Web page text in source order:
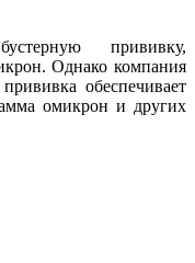
прививку,
Однако компания
обеспечивает
омикрон и других